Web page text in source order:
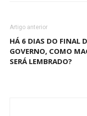
Artigo anterior
HÁ 6 DIAS DO FINAL
GOVERNO, COMO
SERÁ LEMBRADO?